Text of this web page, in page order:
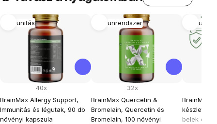
Immunitás
BrainMax Allergy Support,
Immunitás és légutak, 90 db
növényi kapszula
40x
Immunrendszer
BrainMax Quercetin &
Bromelain, Quercetin és
Bromelain, 100 növényi
32x
Immunitás
BrainMax
készlet
belek és